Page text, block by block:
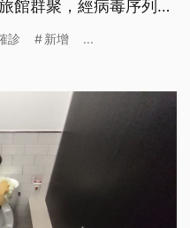
館群聚，經病毒序列比
航班外，再增列印度及
診 新增 ...